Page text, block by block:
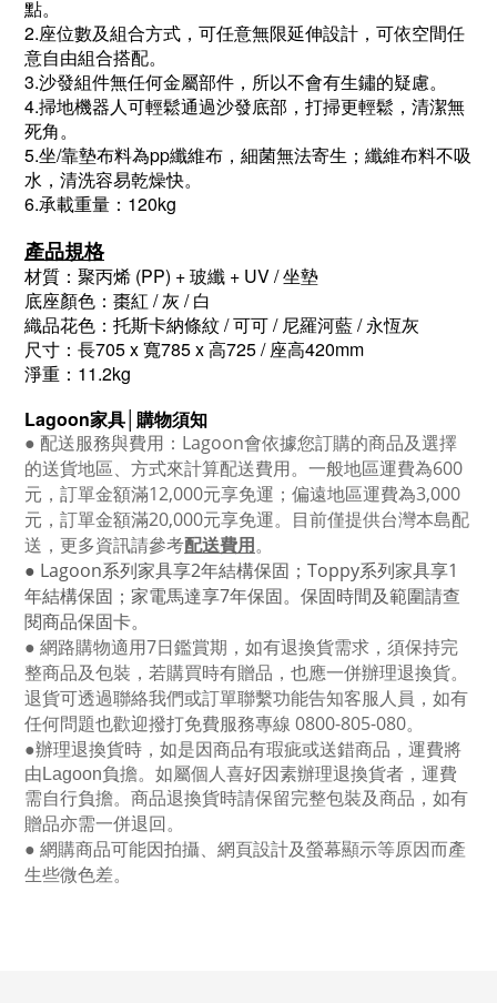
點。
2.座位數及組合方式，可任意無限延伸設計，可依空間任
意自由組合搭配。
3.沙發組件無任何金屬部件，所以不會有生鏽的疑慮。
4.掃地機器人可輕鬆通過沙發底部，打掃更輕鬆 ，清潔無
死角。
5.坐/靠墊布料為pp纖維布，細菌無法寄生；纖維布料不吸
水，清洗容易乾燥快。
6.承載重量：120kg
產品規格
材質：聚丙烯 (PP) + 玻纖 + UV / 坐墊
底座顏色：棗紅 / 灰 / 白
織品花色：托斯卡納條紋 / 可可 / 尼羅河藍 / 永恆灰
尺寸：長705 x 寬785 x 高725 / 座高420mm
淨重：11.2kg
Lagoon家具│購物須知
● 配送服務與費用： Lagoon會依據您訂購的商品及選擇
的送貨地區、方式來計算配送費用。一般地區運費為600
元，訂單金額滿12,000元享免運；偏遠地區運費為3,000
元，訂單金額滿20,000元享免運。目前僅提供台灣本島配
送，更多資訊請參考配送費用。
● Lagoon系列家具享2年結構保固； Toppy系列家具享1
年結構保固；家電馬達享7年保固。保固時間及範圍請查
閱商品保固卡。
● 網路購物適用7日鑑賞期，如有退換貨需求，須保持完
整商品及包裝，若購買時有贈品，也應一併辦理退換貨。
退貨可透過聯絡我們或訂單聯繫功能告知客服人員，如有
任何問題也歡迎撥打免費服務專線 0800-805-080。
●辦理退換貨時，如是因商品有瑕疵或送錯商品，運費將
由Lagoon負擔。如屬個人喜好因素辦理退換貨者，運費
需自行負擔。商品退換貨時請保留完整包裝及商品，如有
贈品亦需一併退回。
● 網購商品可能因拍攝、網頁設計及螢幕顯示等原因而產
生些微色差。